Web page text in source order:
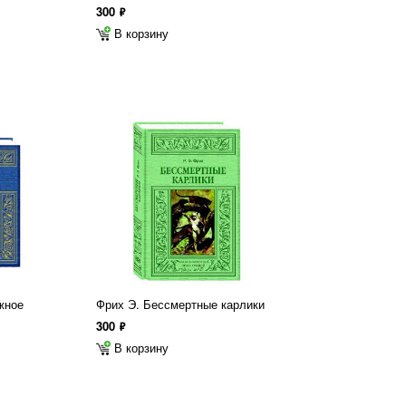
300 ф
В корзину
Фрих Э. Бессмертные карлики
300 ф
В корзину